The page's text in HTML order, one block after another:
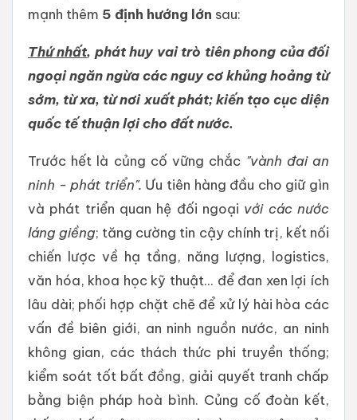
mạnh thêm 5 định hướng lớn sau:
Thứ nhất, phát huy vai trò tiên phong của đối
ngoại ngăn ngừa các nguy cơ khủng hoảng từ
sớm, từ xa, từ nơi xuất phát; kiến tạo cục diện
quốc tế thuận lợi cho đất nước.
Trước hết là củng cố vững chắc "vành đai an
ninh - phát triển". Ưu tiên hàng đầu cho giữ gìn
và phát triển quan hệ đối ngoại với các nước
láng giềng; tăng cường tin cậy chính trị, kết nối
chiến lược về hạ tầng, năng lượng, logistics,
văn hóa, khoa học kỹ thuật... để đan xen lợi ích
lâu dài; phối hợp chặt chẽ để xử lý hài hòa các
vấn đề biên giới, an ninh nguồn nước, an ninh
không gian, các thách thức phi truyền thống;
kiểm soát tốt bất đồng, giải quyết tranh chấp
bằng biện pháp hoà bình. Củng cố đoàn kết,